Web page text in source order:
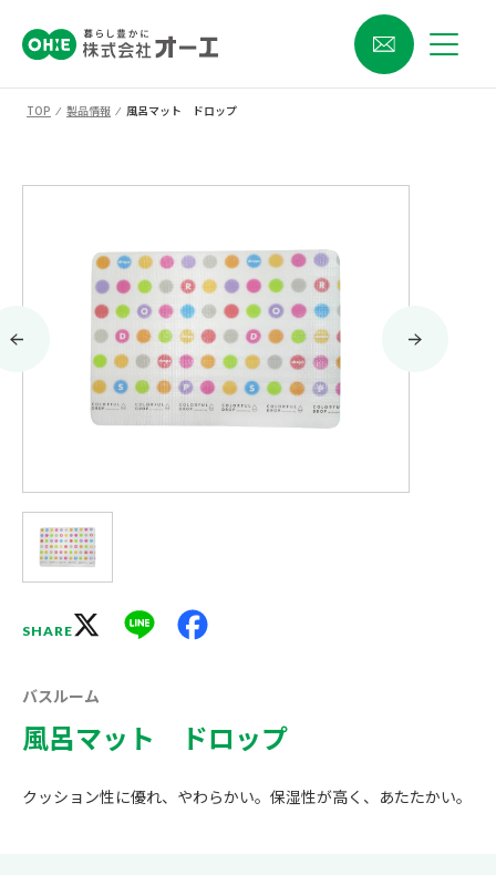
TOP ⁄ 製品情報 ⁄ 風呂マット ドロップ
SHARE Line
バスルーム
風呂マット ドロップ
クッション性に優れ、やわらかい。保湿性が高く、あたたかい。